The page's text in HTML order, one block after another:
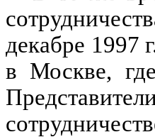
декабре 1997
в Москве,